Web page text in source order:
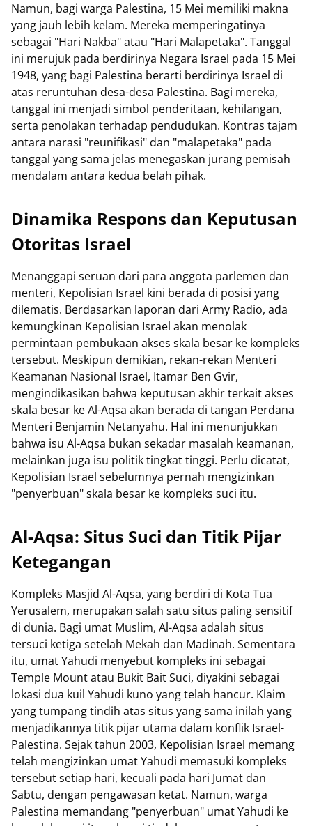
Namun, bagi warga Palestina, 15 Mei memiliki makna
yang jauh lebih kelam. Mereka memperingatinya
sebagai "Hari Nakba" atau "Hari Malapetaka". Tanggal
ini merujuk pada berdirinya Negara Israel pada 15 Mei
1948, yang bagi Palestina berarti berdirinya Israel di
atas reruntuhan desa-desa Palestina. Bagi mereka,
tanggal ini menjadi simbol penderitaan, kehilangan,
serta penolakan terhadap pendudukan. Kontras tajam
antara narasi "reunifikasi" dan "malapetaka" pada
tanggal yang sama jelas menegaskan jurang pemisah
mendalam antara kedua belah pihak.
Dinamika Respons dan Keputusan
Otoritas Israel
Menanggapi seruan dari para anggota parlemen dan
menteri, Kepolisian Israel kini berada di posisi yang
dilematis. Berdasarkan laporan dari Army Radio, ada
kemungkinan Kepolisian Israel akan menolak
permintaan pembukaan akses skala besar ke kompleks
tersebut. Meskipun demikian, rekan-rekan Menteri
Keamanan Nasional Israel, Itamar Ben Gvir,
mengindikasikan bahwa keputusan akhir terkait akses
skala besar ke Al-Aqsa akan berada di tangan Perdana
Menteri Benjamin Netanyahu. Hal ini menunjukkan
bahwa isu Al-Aqsa bukan sekadar masalah keamanan,
melainkan juga isu politik tingkat tinggi. Perlu dicatat,
Kepolisian Israel sebelumnya pernah mengizinkan
"penyerbuan" skala besar ke kompleks suci itu.
Al-Aqsa: Situs Suci dan Titik Pijar
Ketegangan
Kompleks Masjid Al-Aqsa, yang berdiri di Kota Tua
Yerusalem, merupakan salah satu situs paling sensitif
di dunia. Bagi umat Muslim, Al-Aqsa adalah situs
tersuci ketiga setelah Mekah dan Madinah. Sementara
itu, umat Yahudi menyebut kompleks ini sebagai
Temple Mount atau Bukit Bait Suci, diyakini sebagai
lokasi dua kuil Yahudi kuno yang telah hancur. Klaim
yang tumpang tindih atas situs yang sama inilah yang
menjadikannya titik pijar utama dalam konflik Israel-
Palestina. Sejak tahun 2003, Kepolisian Israel memang
telah mengizinkan umat Yahudi memasuki kompleks
tersebut setiap hari, kecuali pada hari Jumat dan
Sabtu, dengan pengawasan ketat. Namun, warga
Palestina memandang "penyerbuan" umat Yahudi ke